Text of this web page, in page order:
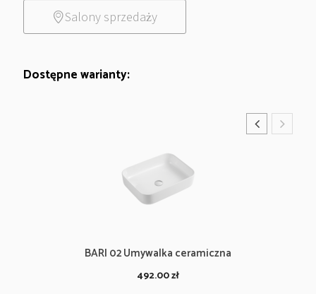
Salony sprzedaży
Dostępne warianty:
BARI 02 Umywalka ceramiczna
492.00zł